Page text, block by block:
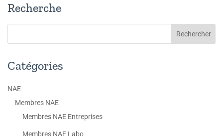
Recherche
Catégories
NAE
Membres NAE
Membres NAE Entreprises
Membres NAE Labo